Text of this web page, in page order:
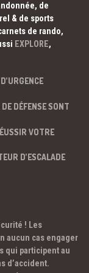
de
& de sports
de rando,
EXPLORE,
DÉFENSE SONT
VOTRE
D’ESCALADE
! Les
aucun cas engager
qui participent au
d’accident.